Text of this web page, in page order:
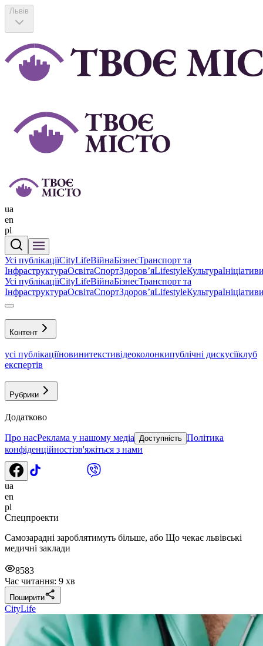
Львів
ua
en
pl
Усі публікаціїCityLifeВійнаБізнесТранспорт та
ІнфраструктураОсвітаСпортЗдоровʼяLifestyleКультура
Усі публікаціїCityLifeВійнаБізнесТранспорт та
ІнфраструктураОсвітаСпортЗдоровʼяLifestyleКультура
Контент
усі публікаціїновинитекстивідеоколонкипублічні дискусіїклуб
експертів
Рубрики
Додатково
Про насРеклама у нашому медіа Доступність Політика
конфіденційностізв'яжіться з нами
ua
en
pl
Спецпроекти
Самозарадні зароблятимуть більше, або Що чекає львівські
медичні заклади
8583
Час читання: 9 хв
Поширити
CityLife